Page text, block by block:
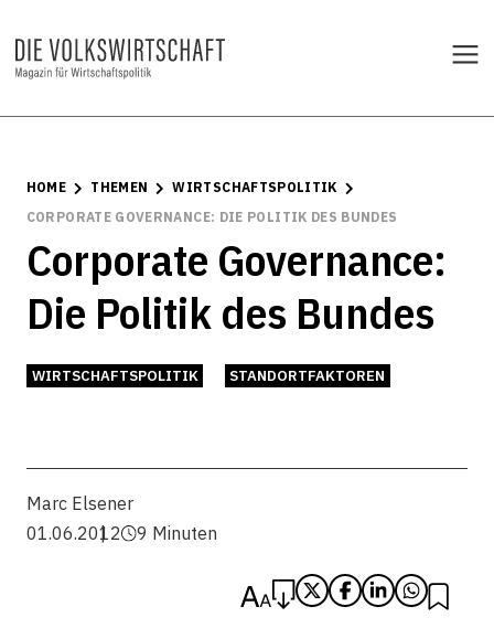
HOME THEMEN
WIRTSCHAFTSPOLITIK
CORPORATE GOVERNANCE: DIE POLITIK DES BUNDES
Corporate Governance:
Die Politik des Bundes
WIRTSCHAFTSPOLITIK STANDORTFAKTOREN
Marc Elsener
01.06.2012
9 Minuten